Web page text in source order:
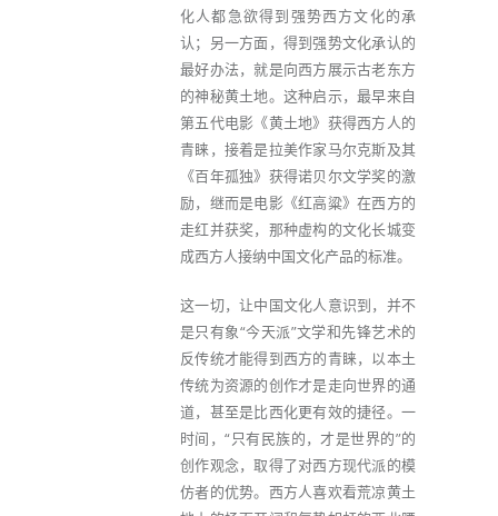
化人都急欲得到强势西方文化的承
认；另一方面，得到强势文化承认的
最好办法，就是向西方展示古老东方
的神秘黄土地。这种启示，最早来自
第五代电影《黄土地》获得西方人的
青睐，接着是拉美作家马尔克斯及其
《百年孤独》获得诺贝尔文学奖的激
励，继而是电影《红高粱》在西方的
走红并获奖，那种虚构的文化长城变
成西方人接纳中国文化产品的标准。
这一切，让中国文化人意识到，并不
是只有象“今天派”文学和先锋艺术的
反传统才能得到西方的青睐，以本土
传统为资源的创作才是走向世界的通
道，甚至是比西化更有效的捷径。一
时间，“只有民族的，才是世界的”的
创作观念，取得了对西方现代派的模
仿者的优势。西方人喜欢看荒凉黄土